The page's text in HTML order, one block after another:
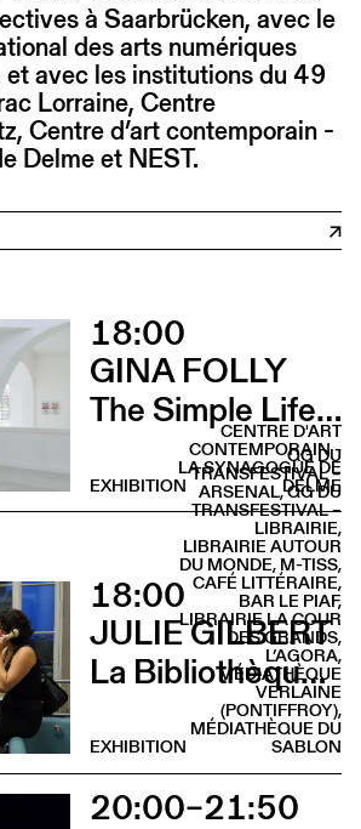
à Saarbrücken, avec le
des arts numériques
avec les institutions du 49
Lorraine, Centre
Centre d’art contemporain -
Delme et NEST.
18:00
GINA FOLLY
The Simple Life (Vernissage)
CENTRE D'ART
CONTEMPORAIN -
LA SYNAGOGUE DE
DELME
EXHIBITION
18:00
JULIE GILBERT
La Bibliothèque sonore des femmes (Vernissage)
QG DU
TRANSFESTIVAL –
ARSENAL, QG DU
TRANSFESTIVAL –
LIBRAIRIE,
LIBRAIRIE AUTOUR
DU MONDE, M-TISS,
CAFÉ LITTÉRAIRE,
BAR LE PIAF,
LIBRAIRIE LA COUR
DES GRANDS,
L’AGORA,
MÉDIATHÈQUE
VERLAINE
(PONTIFFROY),
MÉDIATHÈQUE DU
SABLON
EXHIBITION
20:00–21:50